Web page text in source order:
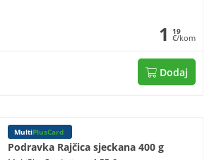
1 19
€/kom
Dodaj
MultiPlusCard
Podravka Rajčica sjeckana 400 g